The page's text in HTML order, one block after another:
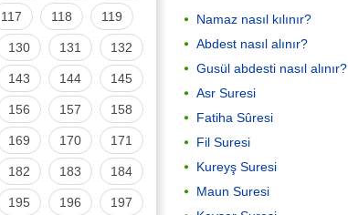
117 118 119
130 131 132
143 144 145
156 157 158
169 170 171
182 183 184
195 196 197
Namaz nasıl kılınır?
Abdest nasıl alınır?
Gusül abdesti nasıl alınır?
Asr Suresi
Fatiha Sûresi
Fil Suresi
Kureyş Suresi
Maun Suresi